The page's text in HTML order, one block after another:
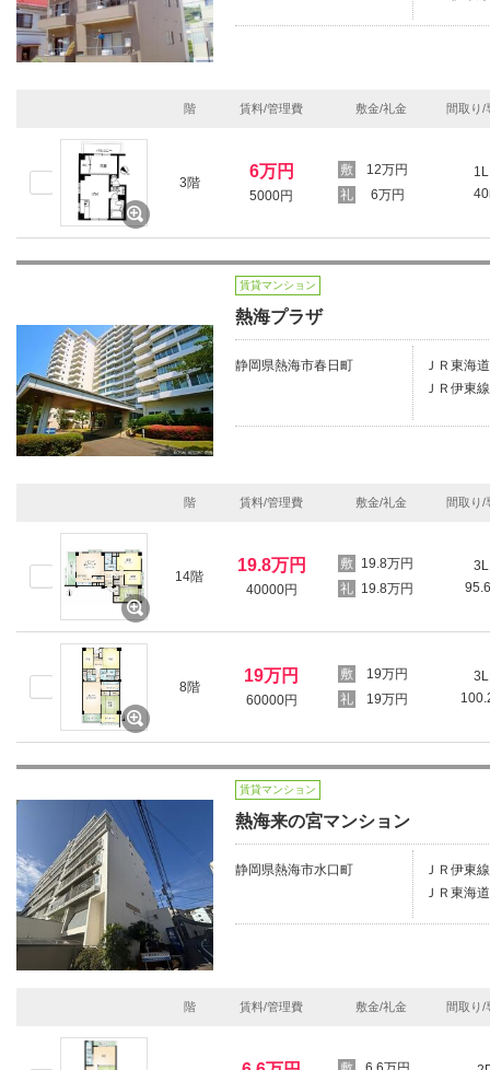
階 賃料/管理費 敷金/礼金 間取り/
3階
6万円
5000円
12万円
6万円
賃貸マンション
熱海プラザ
静岡県熱海市春日町
ＪＲ東海
ＪＲ伊東
階 賃料/管理費 敷金/礼金 間取り/
14階
19.8万円
40000円
19.8万円
19.8万円
8階
19万円
60000円
19万円
19万円
賃貸マンション
熱海来の宮マンション
静岡県熱海市水口町
ＪＲ伊東
ＪＲ東海
階 賃料/管理費 敷金/礼金 間取り/